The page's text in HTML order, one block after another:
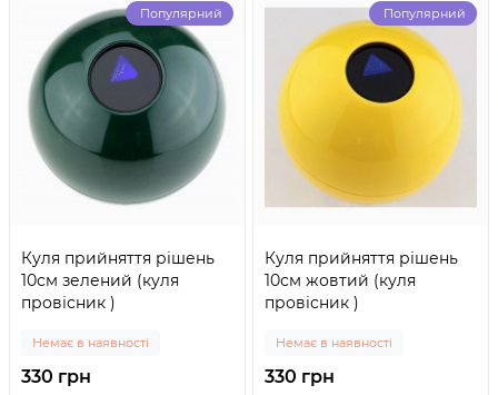
Популярний
Куля прийняття рішень
10см зелений (куля
провісник )
Немає в наявності
330 грн
Популярний
Куля прийняття рішень
10см жовтий (куля
провісник )
Немає в наявності
330 грн